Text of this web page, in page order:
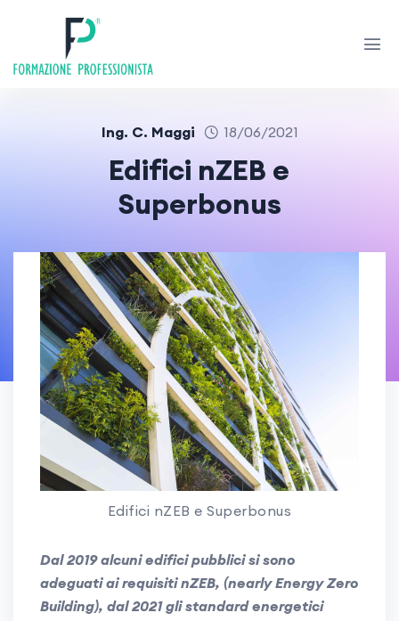
Ing. C. Maggi 18/06/2021
Edifici nZEB e
Superbonus
Edifici nZEB e Superbonus
Dal 2019 alcuni edifici pubblici si sono
adeguati ai requisiti nZEB, (nearly Energy Zero
Building), dal 2021 gli standard energetici